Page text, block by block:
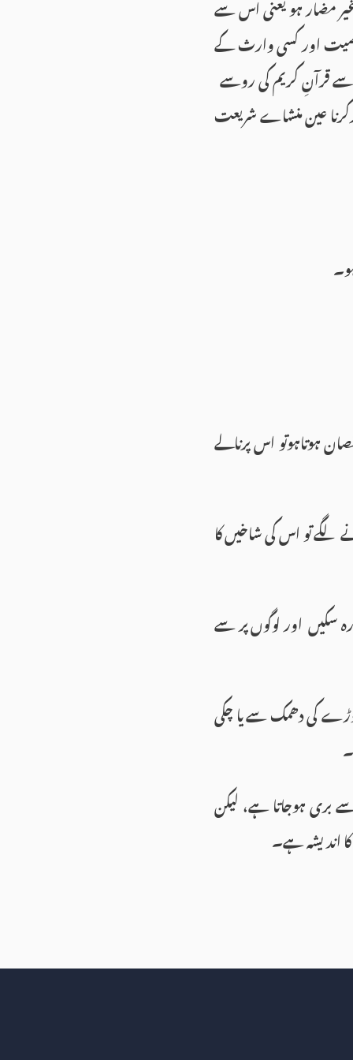
اور کسی وارث کے
قرآنِ کریم کی روسے
عین منشاے شریعت
ہوتاہوتو اس پرنالے
تو اس کی شاخیں کا
سکیں اور لوگوں پر سے
کی دھمک سے یا چکی
بری ہوجاتا ہے، لیکن
اندیشہ ہے۔